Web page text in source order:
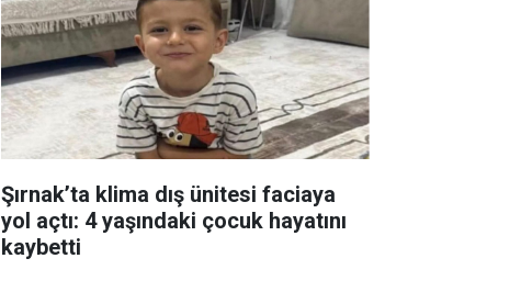
Şırnak’ta klima dış ünitesi faciaya
yol açtı: 4 yaşındaki çocuk hayatını
kaybetti